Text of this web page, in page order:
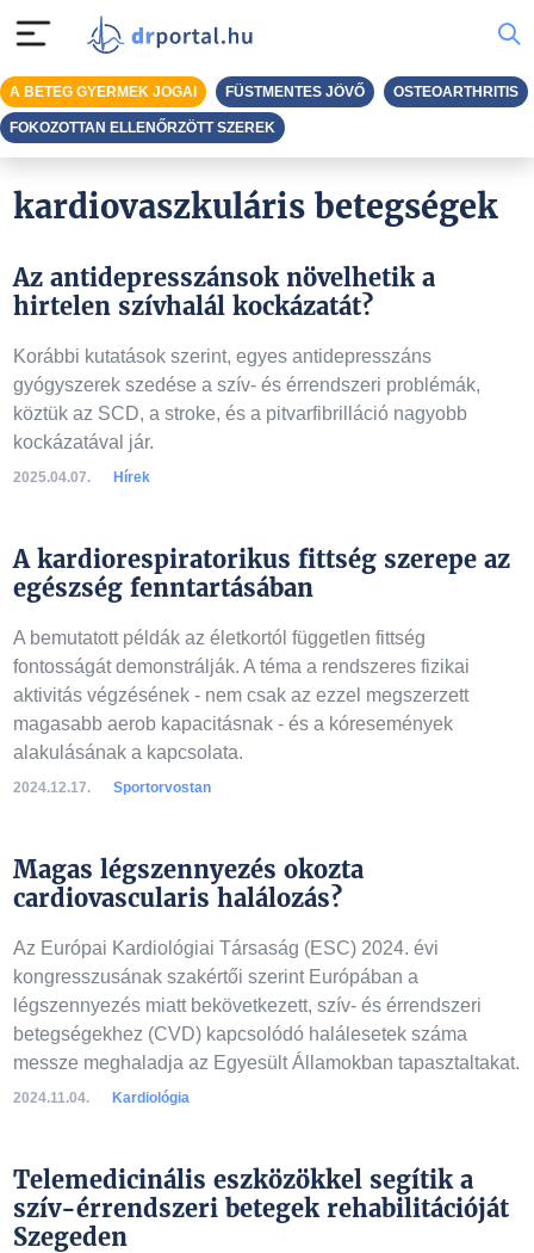
kardiovaszkuláris betegségek
Az antidepresszánsok növelhetik a
hirtelen szívhalál kockázatát?
Korábbi kutatások szerint, egyes antidepresszáns
gyógyszerek szedése a szív- és érrendszeri problémák,
köztük az SCD, a stroke, és a pitvarfibrilláció nagyobb
kockázatával jár.
2025.04.07. Hírek
A kardiorespiratorikus fittség szerepe az
egészség fenntartásában
A bemutatott példák az életkortól független fittség
fontosságát demonstrálják. A téma a rendszeres fizikai
aktivitás végzésének - nem csak az ezzel megszerzett
magasabb aerob kapacitásnak - és a kóresemények
alakulásának a kapcsolata.
2024.12.17. Sportorvostan
Magas légszennyezés okozta
cardiovascularis halálozás?
Az Európai Kardiológiai Társaság (ESC) 2024. évi
kongresszusának szakértői szerint Európában a
légszennyezés miatt bekövetkezett, szív- és érrendszeri
betegségekhez (CVD) kapcsolódó halálesetek száma
messze meghaladja az Egyesült Államokban tapasztaltakat.
2024.11.04. Kardiológia
Telemedicinális eszközökkel segítik a
szív-érrendszeri betegek rehabilitációját
Szegeden
A BETEG GYERMEK JOGAI FÜSTMENTES JÖVŐ OSTEOARTHRITIS
FOKOZOTTAN ELLENŐRZÖTT SZEREK